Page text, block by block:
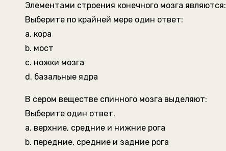
Элементами строения конечного мозга являются:
Выберите по крайней мере один ответ:
a. кора
b. мост
c. ножки мозга
d. базальные ядра
В сером веществе спинного мозга выделяют:
Выберите один ответ.
a. верхние, средние и нижние рога
b. передние, средние и задние рога